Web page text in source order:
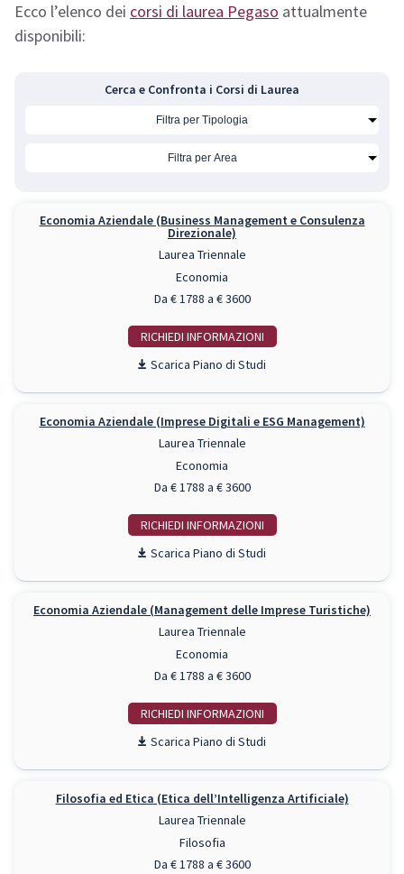
Ecco l’elenco dei corsi di laurea Pegaso attualmente
disponibili:
Cerca e Confronta i Corsi di Laurea
Economia Aziendale (Business Management e Consulenza
Direzionale)
Laurea Triennale
Economia
Da € 1788 a € 3600
RICHIEDI INFO
Piano di Studi
Economia Aziendale (Imprese Digitali e ESG Management)
Laurea Triennale
Economia
Da € 1788 a € 3600
RICHIEDI INFO
Piano di Studi
Economia Aziendale (Management delle Imprese Turistiche)
Laurea Triennale
Economia
Da € 1788 a € 3600
RICHIEDI INFO
Piano di Studi
Filosofia ed Etica (Etica dell’Intelligenza Artificiale)
Laurea Triennale
Filosofia
Da € 1788 a € 3600